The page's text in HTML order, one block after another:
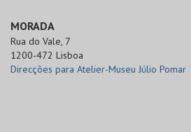
MORADA
Rua do Vale, 7
1200-472 Lisboa
Direcções para Atelier-Museu Júlio Pomar